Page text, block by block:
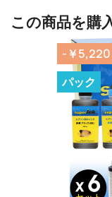
この商品を購
-￥5,220
パック